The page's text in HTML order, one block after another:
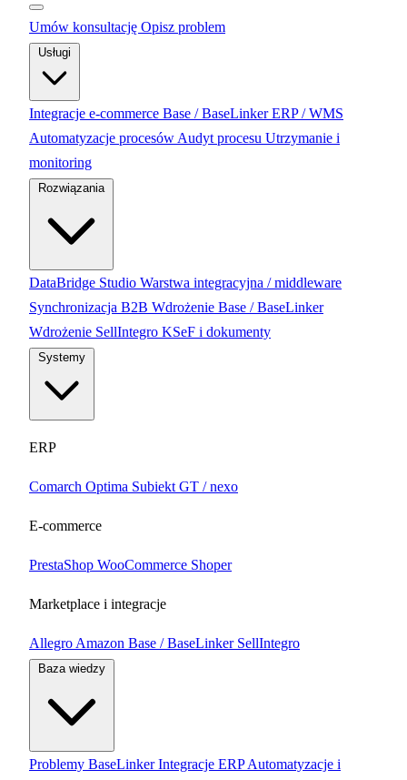
Umów konsultację Opisz problem
Integracje e-commerce Base / BaseLinkerERP / WMS
Automatyzacje procesów Audyt procesu Utrzymanie i
monitoring
Rozwiązania
DataBridge Studio Warstwa integracyjna / middleware
Synchronizacja B2B Wdrożenie Base / BaseLinker
Wdrożenie SellIntegro KSeF i dokumenty
ERP
Comarch Optima Subiekt GT / nexo
E-commerce
PrestaShop WooCommerce Shoper
Marketplace i integracje
Allegro Amazon Base / BaseLinker SellIntegro
Problemy BaseLinkerIntegracje ERPAutomatyzacje i